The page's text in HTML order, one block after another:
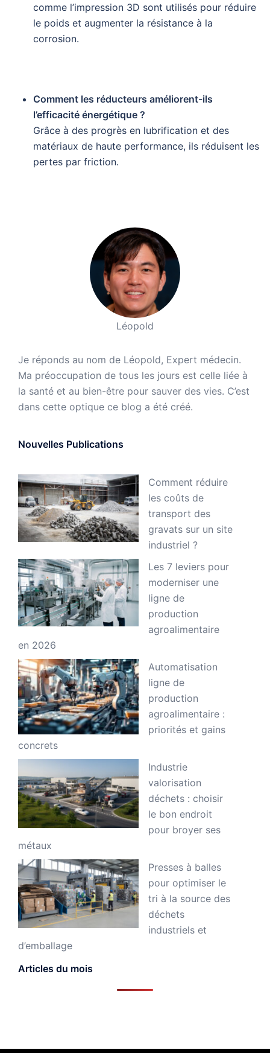
comme l’impression 3D sont utilisés pour réduire
le poids et augmenter la résistance à la
corrosion.
Comment les réducteurs améliorent-ils
l’efficacité énergétique ?
Grâce à des progrès en lubrification et des
matériaux de haute performance, ils réduisent les
pertes par friction.
Léopold
Je réponds au nom de Léopold, Expert médecin.
Ma préoccupation de tous les jours est celle liée à
la santé et au bien-être pour sauver des vies. C’est
dans cette optique ce blog a été créé.
Nouvelles Publications
Comment réduire
les coûts de
transport des
gravats sur un site
industriel ?
Les 7 leviers pour
moderniser une
ligne de
production
agroalimentaire
en 2026
Automatisation
ligne de
production
agroalimentaire :
priorités et gains
concrets
Industrie
valorisation
déchets : choisir
le bon endroit
pour broyer ses
métaux
Presses à balles
pour optimiser le
tri à la source des
déchets
industriels et
d’emballage
Articles du mois